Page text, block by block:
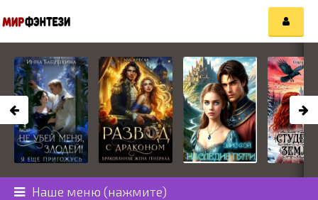
Наше меню (нажмите)